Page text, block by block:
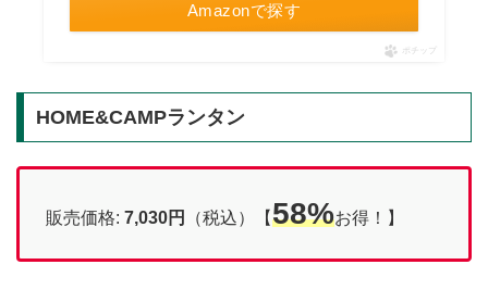
Amazonで探す
ポチップ
HOME&CAMPランタン
販売価格: 7,030円 （税込）【58%お得！】